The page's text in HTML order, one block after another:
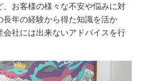
、お客様の様々な不安や悩みに対
長年の経験から得た知識を活か
会社には出来ないアドバイスを行